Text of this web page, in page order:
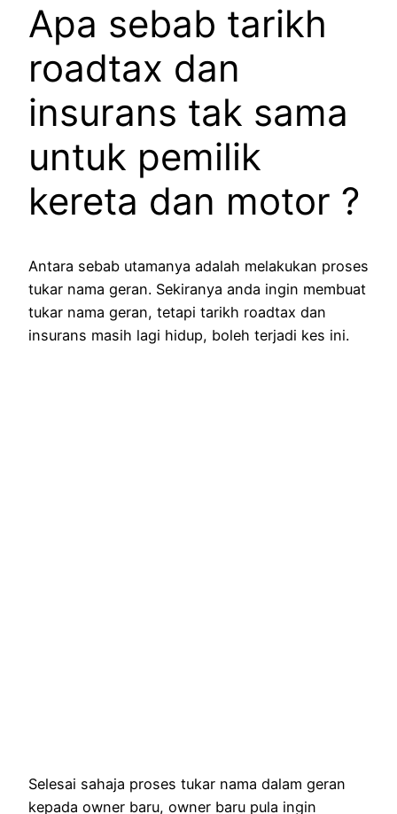
Apa sebab tarikh
roadtax dan
insurans tak sama
untuk pemilik
kereta dan motor ?
Antara sebab utamanya adalah melakukan proses
tukar nama geran. Sekiranya anda ingin membuat
tukar nama geran, tetapi tarikh roadtax dan
insurans masih lagi hidup, boleh terjadi kes ini.
Selesai sahaja proses tukar nama dalam geran
kepada owner baru, owner baru pula ingin